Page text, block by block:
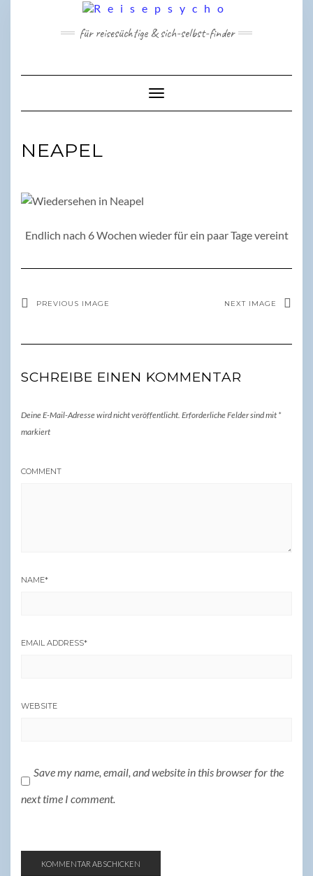
für reisesüchtige & sich-selbst-finder
Toggle Navigation
NEAPEL
Endlich nach 6 Wochen wieder für ein paar Tage vereint
PREVIOUS IMAGE NEXT IMAGE
SCHREIBE EINEN KOMMENTAR
Deine E-Mail-Adresse wird nicht veröffentlicht. Erforderliche Felder sind mit *
markiert
COMMENT
NAME*
EMAIL ADDRESS*
WEBSITE
Save my name, email, and website in this browser for the
next time I comment.